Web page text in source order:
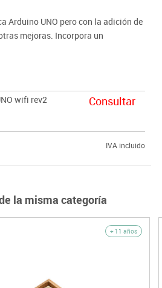
Arduino UNO pero con la adición de
mejoras. Incorpora un
wifi rev2
Consultar
IVA incluido
la misma categoría
+ 11 años